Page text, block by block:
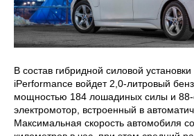
В состав гибридной силовой
iPerformance войдет 2,0-литровый
мощностью 184 лошадиных силы и
электромотор, встроенный в
Максимальная скорость автомобиля